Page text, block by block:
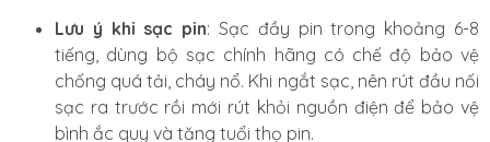
Lưu ý khi sạc pin: Sạc đầy pin trong khoảng 6-8
tiếng, dùng bộ sạc chính hãng có chế độ bảo vệ
chống quá tải, cháy nổ. Khi ngắt sạc, nên rút đầu nối
sạc ra trước rồi mới rút khỏi nguồn điện để bảo vệ
bình ắc quy và tăng tuổi thọ pin.